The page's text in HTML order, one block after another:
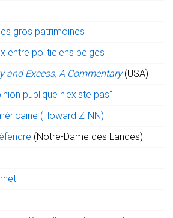
gros patrimoines
entre politiciens belges
and Excess, A Commentary (USA)
publique n'existe pas"
(Howard ZINN)
(Notre-Dame des Landes)